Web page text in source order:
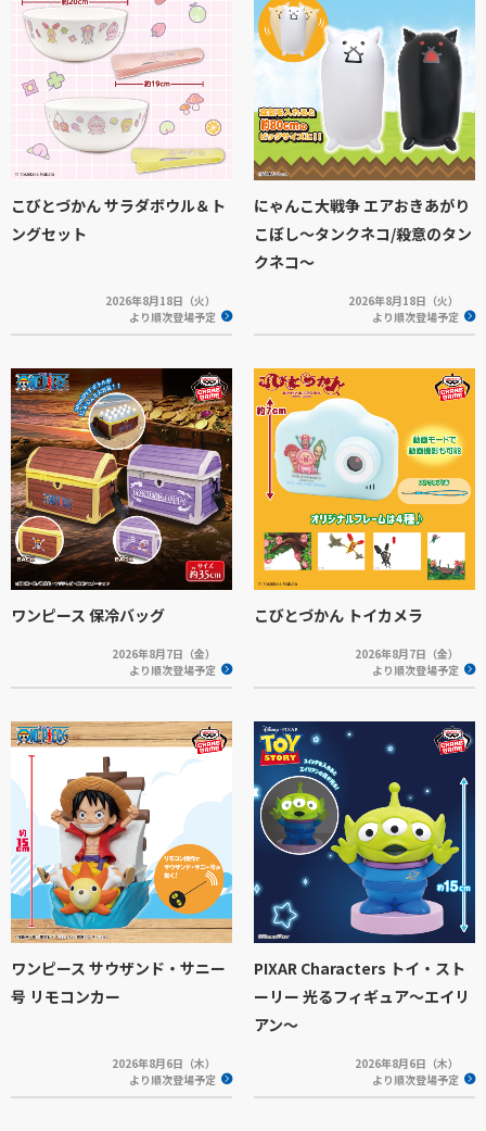
こびとづかん サラダボウル＆ト
ングセット
2026年8月18日（火）
より順次登場予定
にゃんこ大戦争 エアおきあがり
こぼし～タンクネコ/殺意のタン
クネコ～
2026年8月18日（火）
より順次登場予定
ワンピース 保冷バッグ
2026年8月7日（金）
より順次登場予定
こびとづかん トイカメラ
2026年8月7日（金）
より順次登場予定
ワンピース サウザンド・サニー
号 リモコンカー
2026年8月6日（木）
より順次登場予定
PIXAR Characters トイ・スト
ーリー 光るフィギュア～エイリ
アン～
2026年8月6日（木）
より順次登場予定